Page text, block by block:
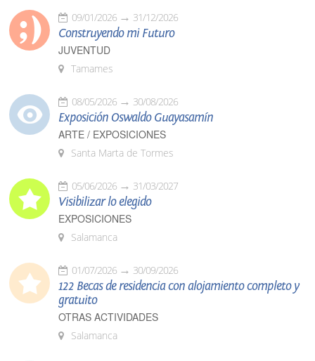
09/01/2026 31/12/2026
Construyendo mi Futuro
JUVENTUD
Tamames
08/05/2026 30/08/2026
Exposición Oswaldo Guayasamín
ARTE / EXPOSICIONES
Santa Marta de Tormes
05/06/2026 31/03/2027
Visibilizar lo elegido
EXPOSICIONES
Salamanca
01/07/2026 30/09/2026
122 Becas de residencia con alojamiento completo y
gratuito
OTRAS ACTIVIDADES
Salamanca